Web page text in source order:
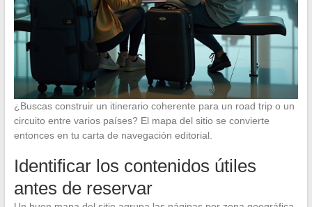
¿Buscas construir un itinerario coherente para un road trip o un
circuito entre varios países? El mapa del sitio se convierte
entonces en tu carta de navegación editorial.
Identificar los contenidos útiles
antes de reservar